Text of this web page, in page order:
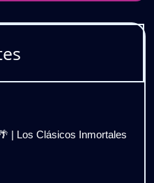
| Los Clásicos Inmortales